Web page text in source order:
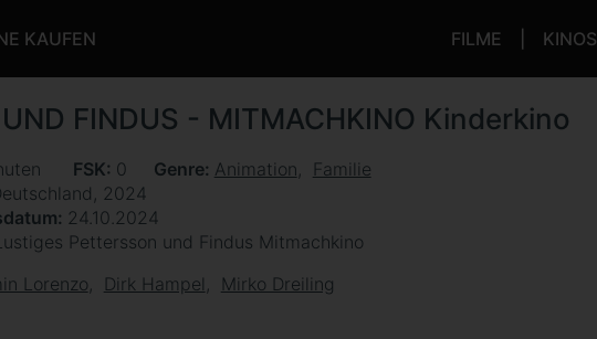
KAUFEN FILME KINOS
FINDUS - MITMACHKINO Kinderkino
FSK 0 Genre Animation
Familie
2024
24.10.2024
Pettersson und Findus Mitmachkino
Lorenzo Dirk Hampel Mirko Dreiling